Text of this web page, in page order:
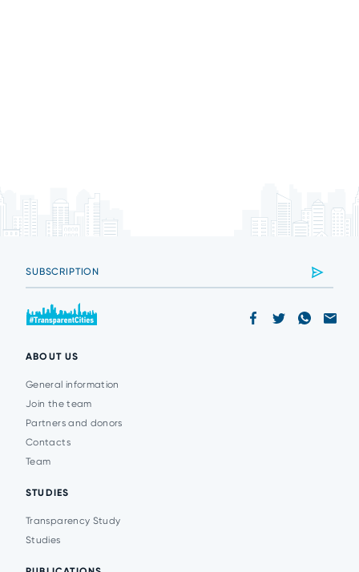
ABOUT US
General information
Join the team
Partners and donors
Contacts
Team
STUDIES
Transparency Study
Studies